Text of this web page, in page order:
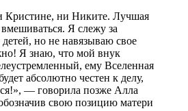
Кристине, ни Никите. Лучшая
Я слежу за
но не навязываю свое
Я знаю, что мой внук
ему Вселенная
абсолютно честен к делу,
— говорила позже Алла
свою позицию матери